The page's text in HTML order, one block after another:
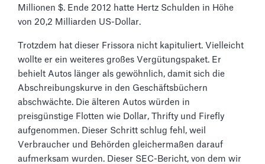
Millionen $. Ende 2012 hatte Hertz Schulden in Höhe
von 20,2 Milliarden US-Dollar.
Trotzdem hat dieser Frissora nicht kapituliert. Vielleicht
wollte er ein weiteres großes Vergütungspaket. Er
behielt Autos länger als gewöhnlich, damit sich die
Abschreibungskurve in den Geschäftsbüchern
abschwächte. Die älteren Autos würden in
preisgünstige Flotten wie Dollar, Thrifty und Firefly
aufgenommen. Dieser Schritt schlug fehl, weil
Verbraucher und Behörden gleichermaßen darauf
aufmerksam wurden. Dieser SEC-Bericht, von dem wir